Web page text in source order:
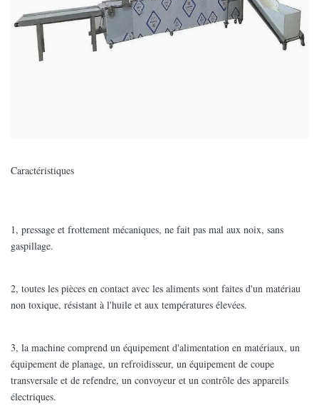
Caractéristiques
1, pressage et frottement mécaniques, ne fait pas mal aux noix, sans
gaspillage.
2, toutes les pièces en contact avec les aliments sont faites d'un matériau
non toxique, résistant à l'huile et aux températures élevées.
3, la machine comprend un équipement d'alimentation en matériaux, un
équipement de planage, un refroidisseur, un équipement de coupe
transversale et de refendre, un convoyeur et un contrôle des appareils
électriques.